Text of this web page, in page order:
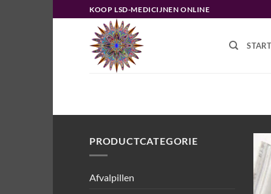
naar
KOOP LSD-MEDICIJNEN ONLINE
PRODUCTCATEGORIE
Afvalpillen